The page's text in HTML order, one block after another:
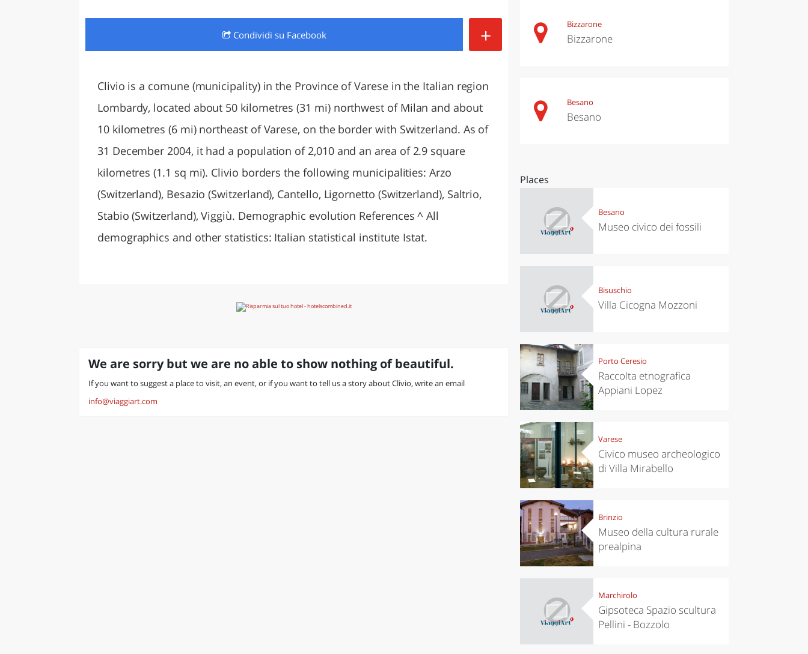
LAZIO SARDEGNA
Condividi su Facebook +
Clivio is a comune (municipality) in the Province of Varese in the Italian region
Lombardy, located about 50 kilometres (31 mi) northwest of Milan and about
10 kilometres (6 mi) northeast of Varese, on the border with Switzerland. As of
31 December 2004, it had a population of 2,010 and an area of 2.9 square
kilometres (1.1 sq mi). Clivio borders the following municipalities: Arzo
(Switzerland), Besazio (Switzerland), Cantello, Ligornetto (Switzerland), Saltrio,
Stabio (Switzerland), Viggiù. Demographic evolution References ^ All
demographics and other statistics: Italian statistical institute Istat.
We are sorry but we are no able to show nothing of beautiful.
If you want to suggest a place to visit, an event, or if you want to tell us a story about Clivio, write an email
info@viaggiart.com
Bizzarone
Bizzarone
Besano
Besano
Places
Besano
Museo civico dei fossili
Bisuschio
Villa Cicogna Mozzoni
Porto Ceresio
Raccolta etnografica
Appiani Lopez
Varese
Civico museo archeologico
di Villa Mirabello
Brinzio
Museo della cultura rurale
prealpina
Marchirolo
Gipsoteca Spazio scultura
Pellini - Bozzolo